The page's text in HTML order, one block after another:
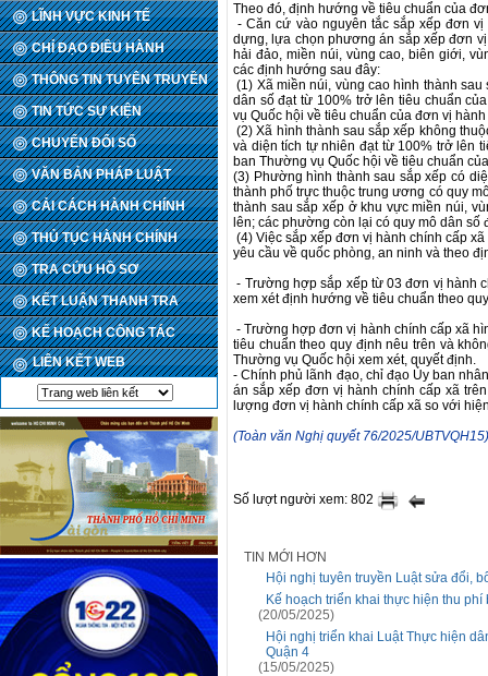
LĨNH VỰC KINH TẾ
CHỈ ĐẠO ĐIỀU HÀNH
THÔNG TIN TUYÊN TRUYỀN
TIN TỨC SỰ KIỆN
CHUYỂN ĐỔI SỐ
VĂN BẢN PHÁP LUẬT
CẢI CÁCH HÀNH CHÍNH
THỦ TỤC HÀNH CHÍNH
TRA CỨU HỒ SƠ
KẾT LUẬN THANH TRA
KẾ HOẠCH CÔNG TÁC
LIÊN KẾT WEB
Theo đó, định hướng về tiêu chuẩn của
- Căn cứ vào nguyên tắc sắp xếp đơn
dựng, lựa chọn phương án sắp xếp đơn
hải đảo, miền núi, vùng cao, biên giới,
các định hướng sau đây:
(1) Xã miền núi, vùng cao hình thành
dân số đạt từ 100% trở lên tiêu chuẩn
vụ Quốc hội về tiêu chuẩn của đơn vị
(2) Xã hình thành sau sắp xếp không
và diện tích tự nhiên đạt từ 100% trở lên
ban Thường vụ Quốc hội về tiêu chuẩn
(3) Phường hình thành sau sắp xếp có
thành phố trực thuộc trung ương có quy
thành sau sắp xếp ở khu vực miền núi,
lên; các phường còn lại có quy mô dân
(4) Việc sắp xếp đơn vị hành chính cấp
yêu cầu về quốc phòng, an ninh và theo
- Trường hợp sắp xếp từ 03 đơn vị hành
xem xét định hướng về tiêu chuẩn theo
- Trường hợp đơn vị hành chính cấp xã
tiêu chuẩn theo quy định nêu trên và
Thường vụ Quốc hội xem xét, quyết định.
- Chính phủ lãnh đạo, chỉ đạo Ủy ban
án sắp xếp đơn vị hành chính cấp xã
lượng đơn vị hành chính cấp xã so với
(Toàn văn Nghị quyết 76/2025/UBTVQH15)
Số lượt người xem: 802
TIN MỚI HƠN
Hội nghị tuyên truyền Luật sửa đổi,
Kế hoạch triển khai thực hiện thu
(20/05/2025)
Hội nghị triển khai Luật Thực hiện
Quận 4
(15/05/2025)